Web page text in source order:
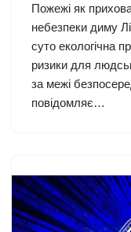
Пожежі як
небезпеки диму
суто екологічна
ризики для
за межі
повідомляє…